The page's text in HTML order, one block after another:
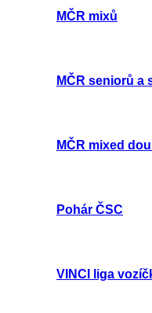
MČR mixů
MČR seniorů a
MČR mixed
Pohár ČSC
VINCI liga